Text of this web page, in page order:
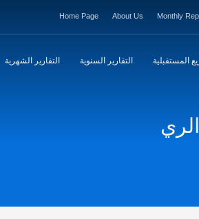
Home Page About Us Monthly
التقارير الشهرية التقارير السنوية المستقبلية